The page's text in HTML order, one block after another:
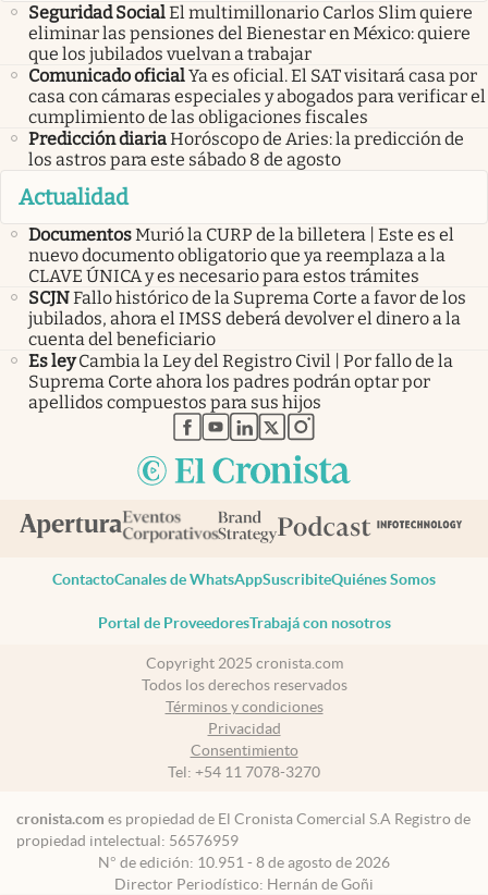
Seguridad SocialEl multimillonario Carlos Slim quiere
eliminar las pensiones del Bienestar en México: quiere
que los jubilados vuelvan a trabajar
Comunicado oficialYa es oficial. El SAT visitará casa por
casa con cámaras especiales y abogados para verificar el
cumplimiento de las obligaciones fiscales
Predicción diariaHoróscopo de Aries: la predicción de
los astros para este sábado 8 de agosto
Actualidad
DocumentosMurió la CURP de la billetera | Este es el
nuevo documento obligatorio que ya reemplaza a la
CLAVE ÚNICA y es necesario para estos trámites
SCJNFallo histórico de la Suprema Corte a favor de los
jubilados, ahora el IMSS deberá devolver el dinero a la
cuenta del beneficiario
Es ley Cambia la Ley del Registro Civil | Por fallo de la
Suprema Corte ahora los padres podrán optar por
apellidos compuestos para sus hijos
abre en nueva pestaña
abre en nueva pestaña
abre en nueva pestaña
abre en nueva pestaña
abre en nueva pestaña
ContactoCanales de WhatsAppSuscribiteQuiénes Somos
Portal de ProveedoresTrabajá con nosotros
Copyright 2025 cronista.com
Todos los derechos reservados
Términos y condiciones
Privacidad
Consentimiento
Tel: +54 11 7078-3270
cronista.com es propiedad de El Cronista Comercial S.A Registro de
propiedad intelectual: 56576959
N° de edición: 10.951 - 8 de agosto de 2026
Director Periodístico: Hernán de Goñi